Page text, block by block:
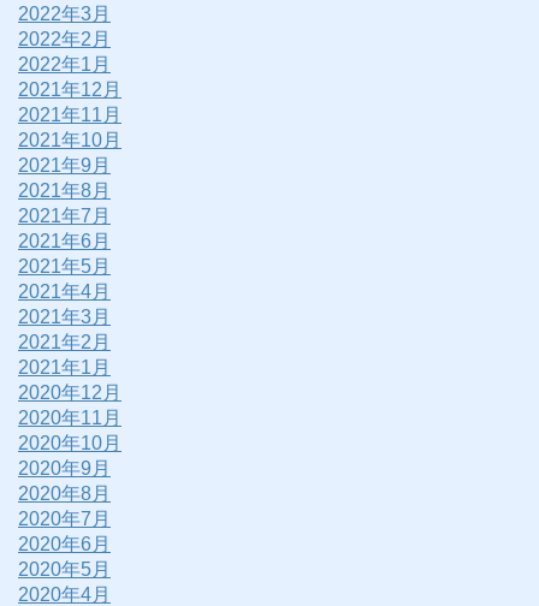
2022年3月
2022年2月
2022年1月
2021年12月
2021年11月
2021年10月
2021年9月
2021年8月
2021年7月
2021年6月
2021年5月
2021年4月
2021年3月
2021年2月
2021年1月
2020年12月
2020年11月
2020年10月
2020年9月
2020年8月
2020年7月
2020年6月
2020年5月
2020年4月